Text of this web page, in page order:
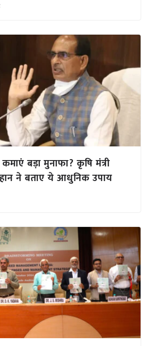
बड़ा मुनाफा? कृषि मंत्री
ने बताए ये आधुनिक उपाय